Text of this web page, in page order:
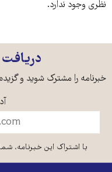
نظری وجود ندارد.
خبرنامه را مشترک شوید و
با اشتراک این خبرنامه،